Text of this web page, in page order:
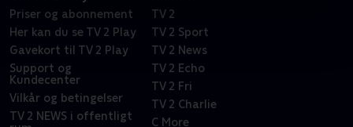
Priser og abonnement
Her kan du se TV 2 Play
Gavekort til TV 2 Play
Support og
Kundecenter
Vilkår og betingelser
TV 2 NEWS i offentligt
TV 2
TV 2 Sport
TV 2 News
TV 2 Echo
TV 2 Fri
TV 2 Charlie
C More